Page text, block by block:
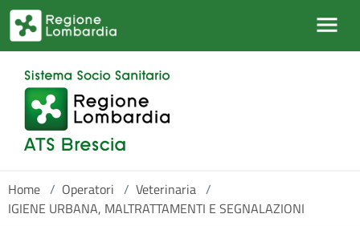
Salta al contenuto principale
Home / Operatori / Veterinaria /
IGIENE URBANA, MALTRATTAMENTI E SEGNALAZIONI